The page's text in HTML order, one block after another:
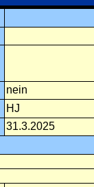
nein
HJ
31.3.2025